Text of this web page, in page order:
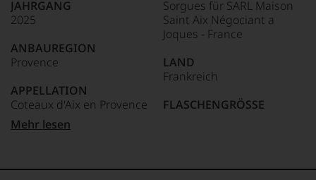
Unter 85 Punkte:
kaum
ein
Das
dokumentieren
auch
und
gerade
mit
Medaillen
JAHRGANG
2025
ANBAUREGION
Provence
APPELLATION
Coteaux d'Aix en Provence
QUALITÄTSSTUFE
Sorgues für SARL Maison
Saint Aix Négociant a
Joques - France
LAND
Frankreich
FLASCHENGRÖSSE
Mehr lesen